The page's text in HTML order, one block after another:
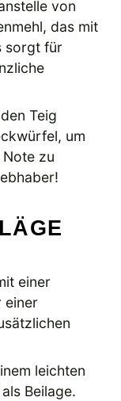
von
das mit
sorgt für
Teig
um
zu
einer
einer
leichten
Beilage.